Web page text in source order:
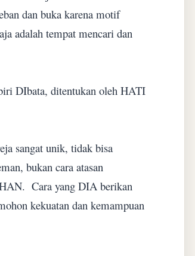
dan buka karena motif
adalah tempat mencari dan
DIbata, ditentukan oleh HATI
sangat unik, tidak bisa
bukan cara atasan
Cara yang DIA berikan
kekuatan dan kemampuan